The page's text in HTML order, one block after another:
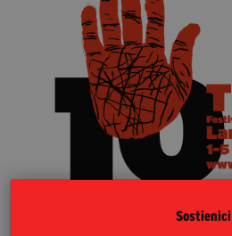
Sostienici
segreteria@tramefestival.it
info@tramefestival.it
+39 346 954 4078